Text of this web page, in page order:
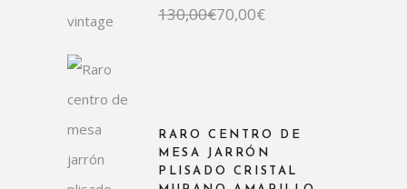
130,00€
El
precio
70,00€
El
precio
RARO CENTRO DE
MESA JARRÓN
PLISADO CRISTAL